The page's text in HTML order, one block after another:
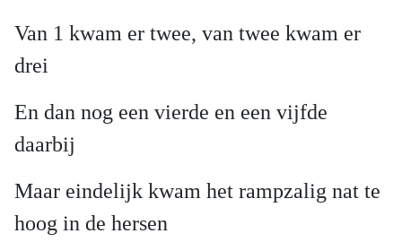
Van 1 kwam er twee, van twee kwam er
drei
En dan nog een vierde en een vijfde
daarbij
Maar eindelijk kwam het rampzalig nat te
hoog in de hersen